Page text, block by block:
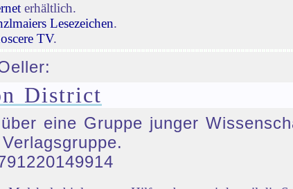
erhältlich.
Lesezeichen.
TV.
District
eine Gruppe junger